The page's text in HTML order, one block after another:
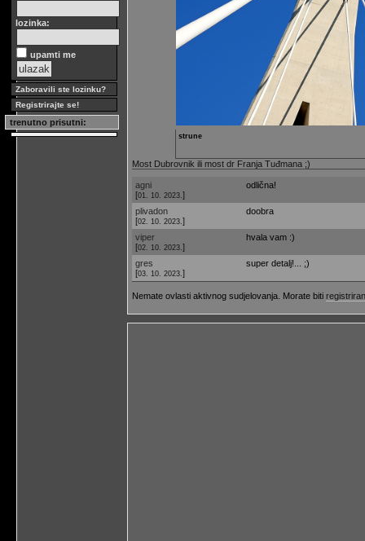
lozinka:
upamti me
Zaboravili ste lozinku?
Registrirajte se!
trenutno prisutni:
strune
Most Dubrovnik ili most dr Franja Tuđmana ;)
agni
[01. 10. 2023. ]
odlična!
plivadon
[02. 10. 2023. ]
doobra
viper
[02. 10. 2023. ]
hvala vam :)
gres
[03. 10. 2023. ]
super detalj!... ;)
Nemate ovlasti aktivnog sudjelovanja. Morate biti